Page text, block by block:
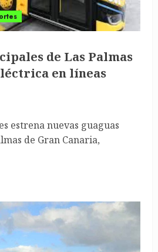
de Las Palmas
en líneas
estrena nuevas guaguas
de Gran Canaria,